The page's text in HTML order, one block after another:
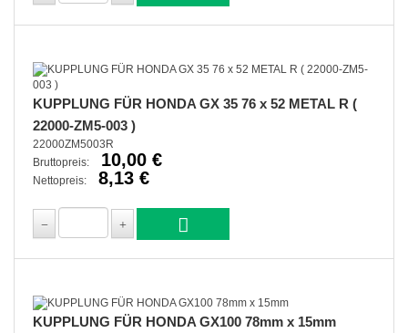
KUPPLUNG FÜR HONDA GX 35 76 x 52 METAL R (
22000-ZM5-003 )
22000ZM5003R
Bruttopreis:
10,00 €
Nettopreis: 8,13 €
KUPPLUNG FÜR HONDA GX100 78mm x 15mm